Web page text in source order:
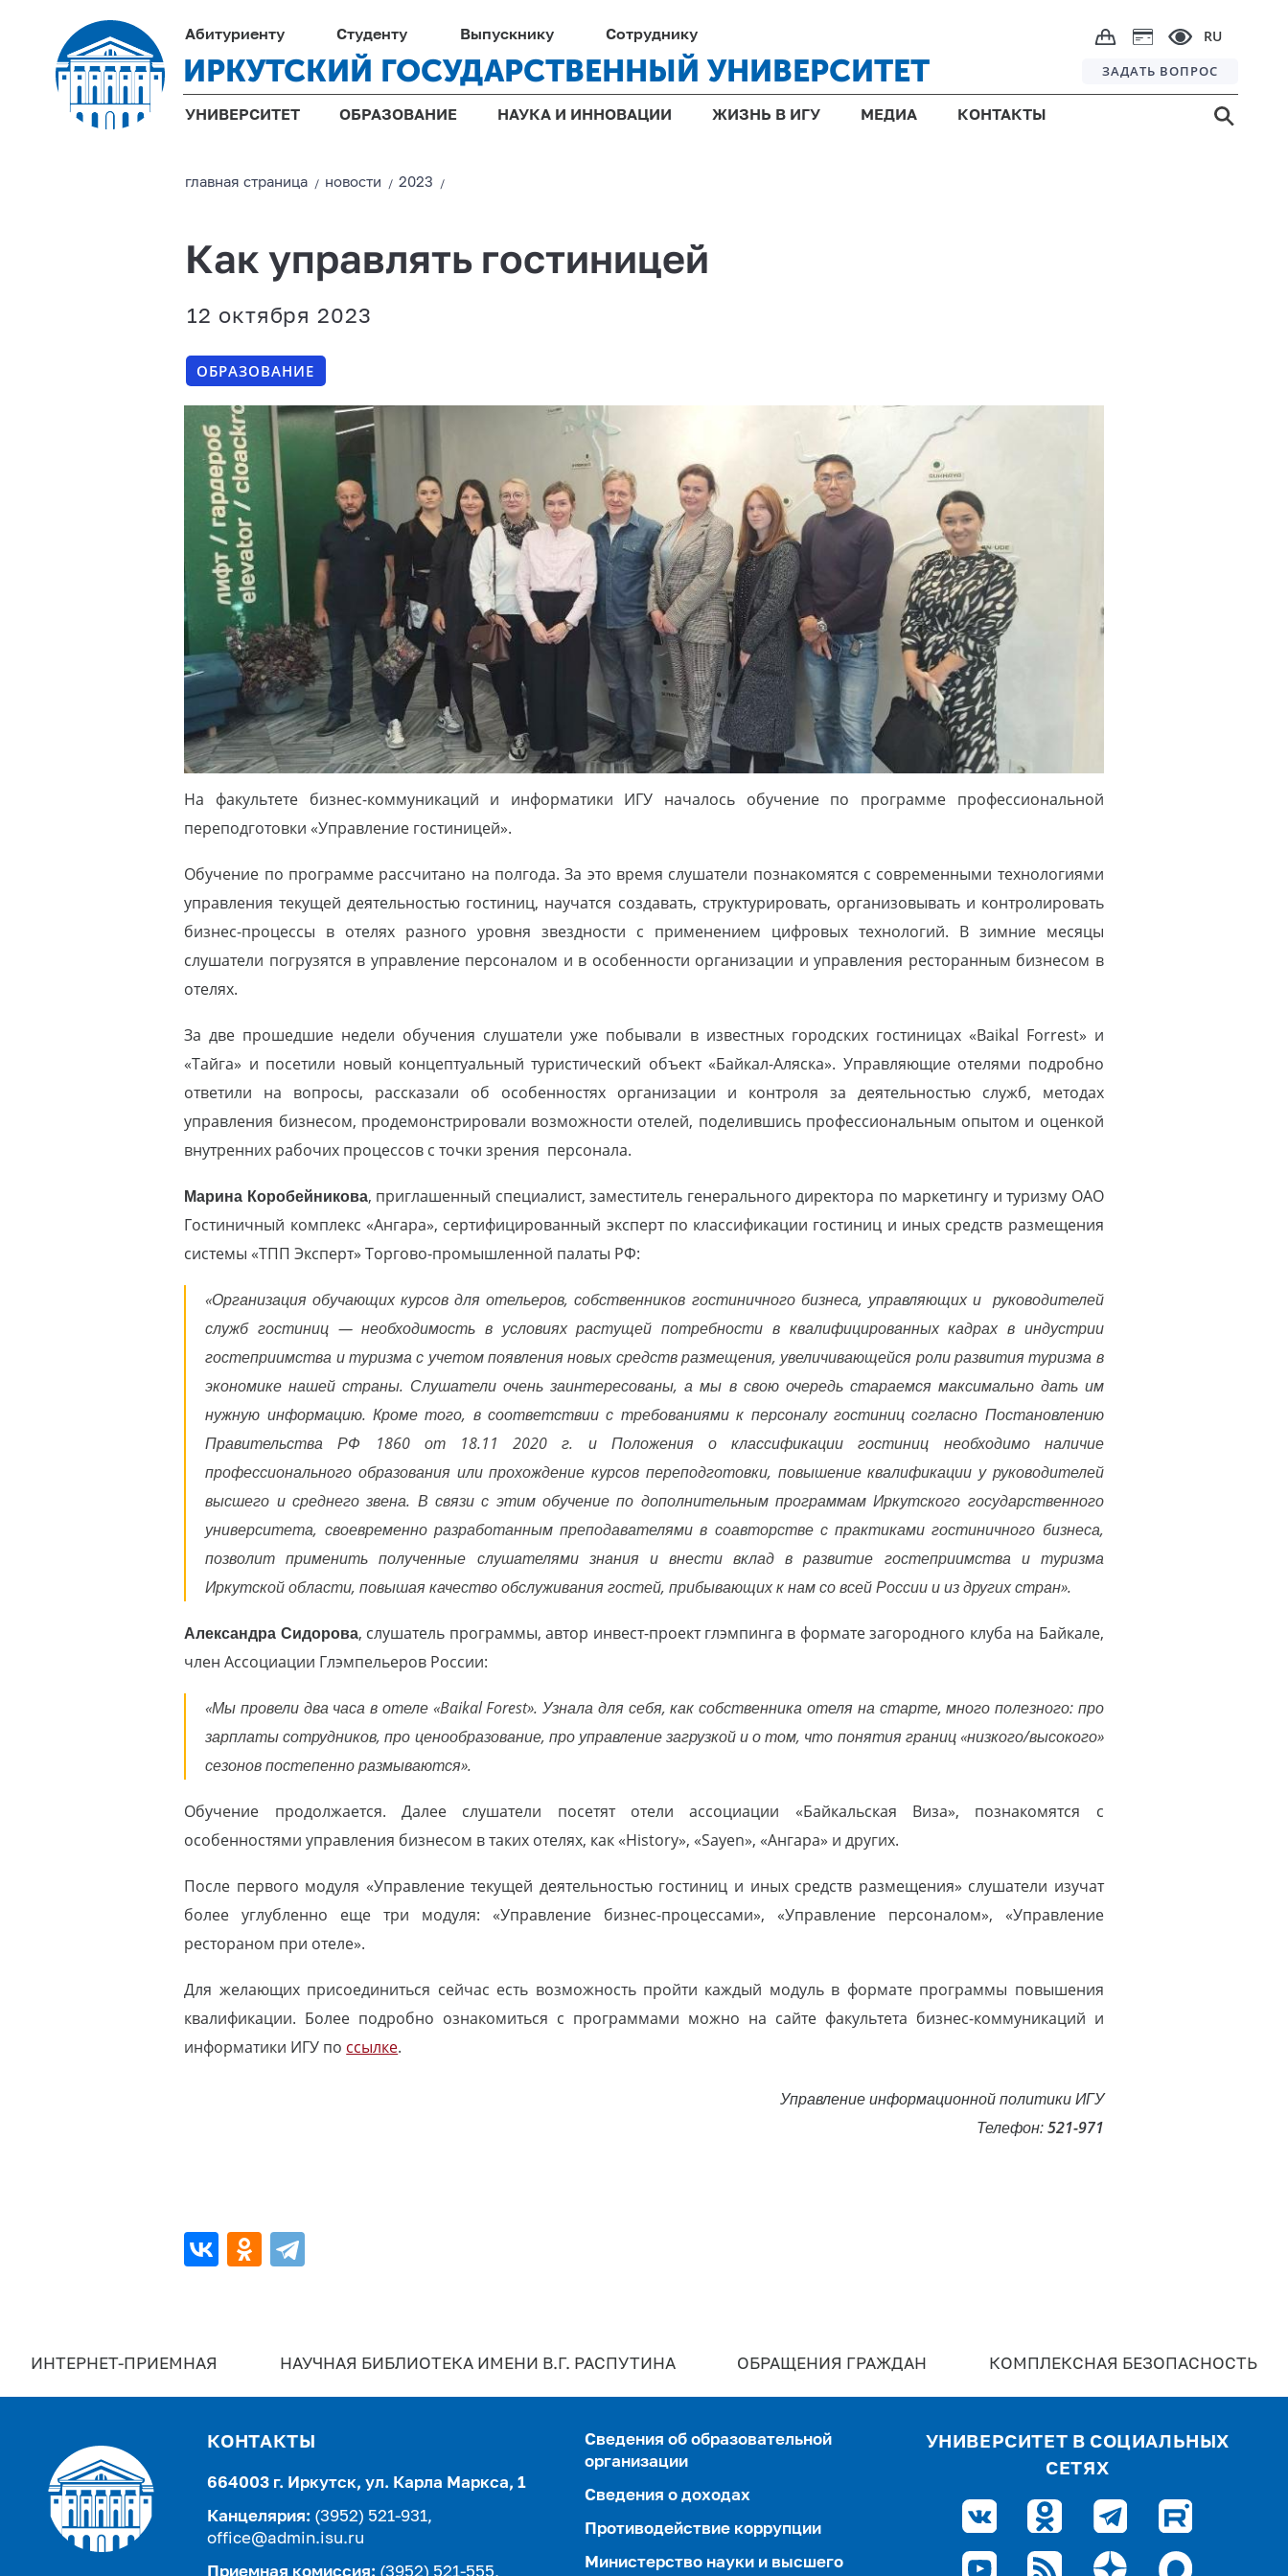
Абитуриенту Студенту Выпускнику Сотруднику RU
ИРКУТСКИЙ ГОСУДАРСТВЕННЫЙ УНИВЕРСИТЕТ ЗАДАТЬ ВОПРОС
УНИВЕРСИТЕТ ОБРАЗОВАНИЕ НАУКА И ИННОВАЦИИ ЖИЗНЬ В ИГУ МЕДИА КОНТАКТЫ
главная страницa / новости /2023 /
Как управлять гостиницей
12 октября 2023
ОБРАЗОВАНИЕ
На факультете бизнес-коммуникаций и информатики ИГУ началось обучение по программе профессиональной
переподготовки «Управление гостиницей».
Обучение по программе рассчитано на полгода. За это время слушатели познакомятся с современными технологиями
управления текущей деятельностью гостиниц, научатся создавать, структурировать, организовывать и контролировать
бизнес-процессы в отелях разного уровня звездности с применением цифровых технологий. В зимние месяцы
слушатели погрузятся в управление персоналом и в особенности организации и управления ресторанным бизнесом в
отелях.
За две прошедшие недели обучения слушатели уже побывали в известных городских гостиницах «Baikal Forrest» и
«Тайга» и посетили новый концептуальный туристический объект «Байкал-Аляска». Управляющие отелями подробно
ответили на вопросы, рассказали об особенностях организации и контроля за деятельностью служб, методах
управления бизнесом, продемонстрировали возможности отелей, поделившись профессиональным опытом и оценкой
внутренних рабочих процессов с точки зрения персонала.
Марина Коробейникова, приглашенный специалист, заместитель генерального директора по маркетингу и туризму ОАО
Гостиничный комплекс «Ангара», сертифицированный эксперт по классификации гостиниц и иных средств размещения
системы «ТПП Эксперт» Торгово-промышленной палаты РФ:
«Организация обучающих курсов для отельеров, собственников гостиничного бизнеса, управляющих и руководителей
служб гостиниц — необходимость в условиях растущей потребности в квалифицированных кадрах в индустрии
гостеприимства и туризма с учетом появления новых средств размещения, увеличивающейся роли развития туризма в
экономике нашей страны. Слушатели очень заинтересованы, а мы в свою очередь стараемся максимально дать им
нужную информацию. Кроме того, в соответствии с требованиями к персоналу гостиниц согласно Постановлению
Правительства РФ 1860 от 18.11 2020 г. и Положения о классификации гостиниц необходимо наличие
профессионального образования или прохождение курсов переподготовки, повышение квалификации у руководителей
высшего и среднего звена. В связи с этим обучение по дополнительным программам Иркутского государственного
университета, своевременно разработанным преподавателями в соавторстве с практиками гостиничного бизнеса,
позволит применить полученные слушателями знания и внести вклад в развитие гостеприимства и туризма
Иркутской области, повышая качество обслуживания гостей, прибывающих к нам со всей России и из других стран».
Александра Сидорова, слушатель программы, автор инвест-проект глэмпинга в формате загородного клуба на Байкале,
член Ассоциации Глэмпельеров России:
«Мы провели два часа в отеле «Baikal Forest». Узнала для себя, как собственника отеля на старте, много полезного: про
зарплаты сотрудников, про ценообразование, про управление загрузкой и о том, что понятия границ «низкого/высокого»
сезонов постепенно размываются».
Обучение продолжается. Далее слушатели посетят отели ассоциации «Байкальская Виза», познакомятся с
особенностями управления бизнесом в таких отелях, как «History», «Sayen», «Ангара» и других.
После первого модуля «Управление текущей деятельностью гостиниц и иных средств размещения» слушатели изучат
более углубленно еще три модуля: «Управление бизнес-процессами», «Управление персоналом», «Управление
рестораном при отеле».
Для желающих присоединиться сейчас есть возможность пройти каждый модуль в формате программы повышения
квалификации. Более подробно ознакомиться с программами можно на сайте факультета бизнес-коммуникаций и
информатики ИГУ по ссылке.
Управление информационной политики ИГУ
Телефон:521-971
ИНТЕРНЕТ-ПРИЕМНАЯ НАУЧНАЯ БИБЛИОТЕКА ИМЕНИ В.Г. РАСПУТИНА ОБРАЩЕНИЯ ГРАЖДАН КОМПЛЕКСНАЯ БЕЗОПАСНОСТЬ
КОНТАКТЫ
664003 г. Иркутск, ул. Карла Маркса, 1
Канцелярия: (3952) 521-931,
office@admin.isu.ru
Приемная комиссия: (3952) 521-555,
Сведения об образовательной
организации
Сведения о доходах
Противодействие коррупции
Министерство науки и высшего
УНИВЕРСИТЕТ В СОЦИАЛЬНЫХ
СЕТЯХ